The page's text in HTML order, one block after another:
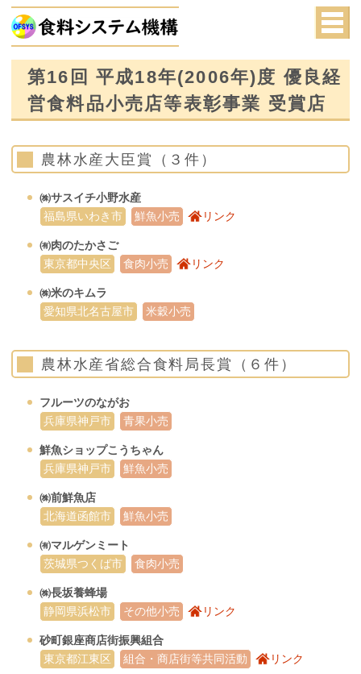
第16回 平成18年(2006年)度 優良経
営食料品小売店等表彰事業 受賞店
農林水産大臣賞（３件）
㈱サスイチ小野水産
福島県いわき市
鮮魚小売 リンク
㈲肉のたかさご
東京都中央区
食肉小売 リンク
㈱米のキムラ
愛知県北名古屋市
米穀小売
農林水産省総合食料局長賞（６件）
フルーツのながお
兵庫県神戸市
青果小売
鮮魚ショップこうちゃん
兵庫県神戸市
鮮魚小売
㈱前鮮魚店
北海道函館市
鮮魚小売
㈲マルゲンミート
茨城県つくば市
食肉小売
㈱長坂養蜂場
静岡県浜松市
その他小売 リンク
砂町銀座商店街振興組合
東京都江東区
組合・商店街等共同活動 リンク